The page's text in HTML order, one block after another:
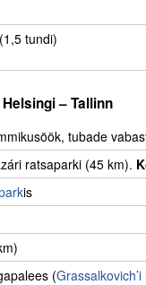
tundi)
– Tallinn
tubade
ratsaparki (45 km).
is
(Grassalkovich’i